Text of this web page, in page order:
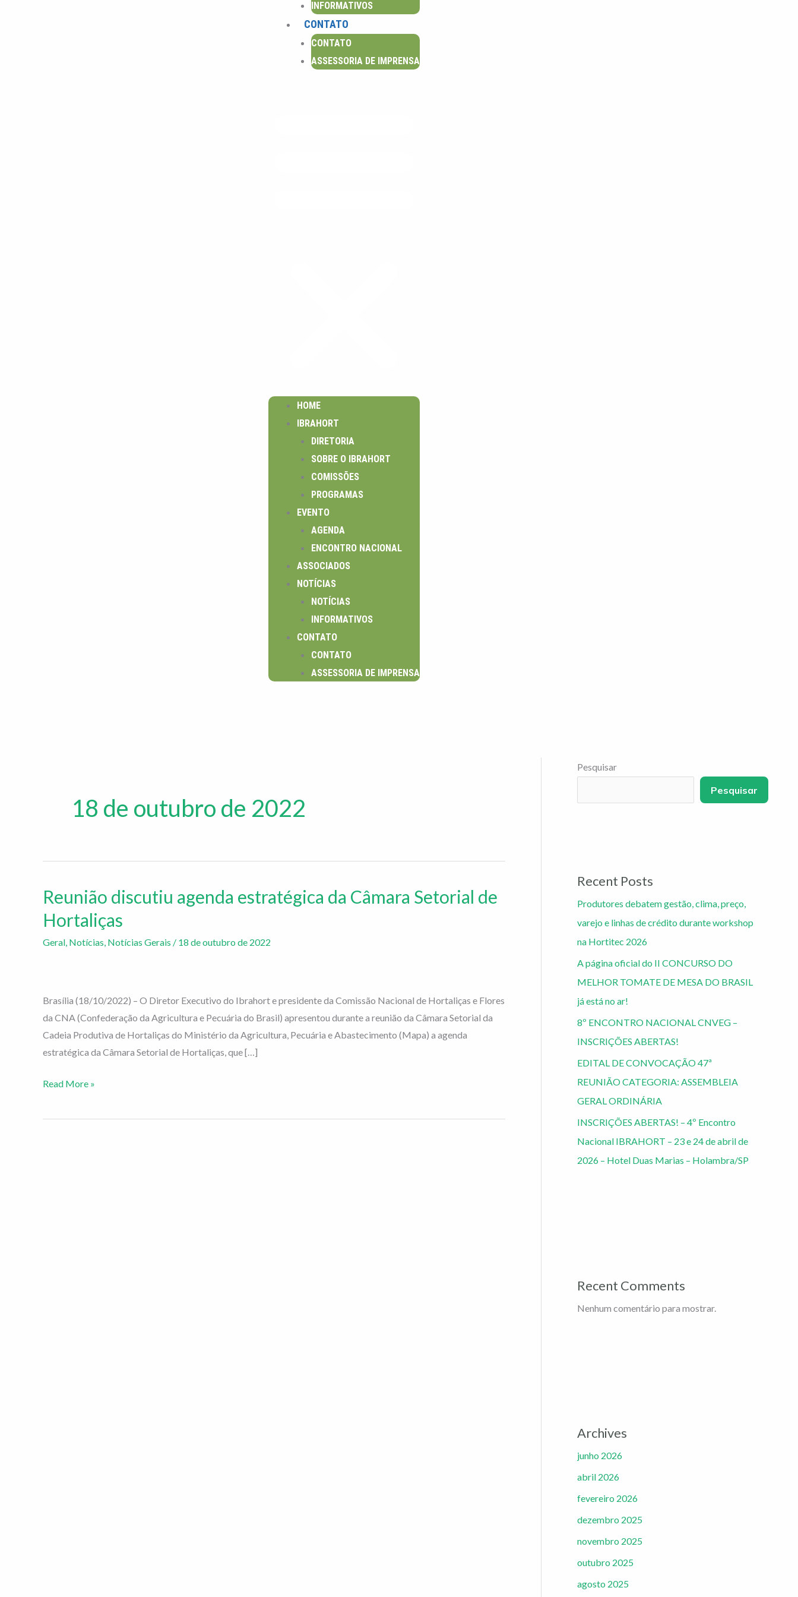
INFORMATIVOS
CONTATO
CONTATO
ASSESSORIA DE IMPRENSA
HOME
IBRAHORT
DIRETORIA
SOBRE O IBRAHORT
COMISSÕES
PROGRAMAS
EVENTO
AGENDA
ENCONTRO NACIONAL
ASSOCIADOS
NOTÍCIAS
NOTÍCIAS
INFORMATIVOS
CONTATO
CONTATO
ASSESSORIA DE IMPRENSA
18 de outubro de 2022
Reunião discutiu agenda estratégica da Câmara Setorial de
Hortaliças
Geral, Notícias, Notícias Gerais / 18 de outubro de 2022
Brasília (18/10/2022) – O Diretor Executivo do Ibrahort e presidente da Comissão Nacional de Hortaliças e Flores
da CNA (Confederação da Agricultura e Pecuária do Brasil) apresentou durante a reunião da Câmara Setorial da
Cadeia Produtiva de Hortaliças do Ministério da Agricultura, Pecuária e Abastecimento (Mapa) a agenda
estratégica da Câmara Setorial de Hortaliças, que […]
Reunião
agenda
estratégica
Setorial
de
Hortaliças
Read More »
Pesquisar
Pesquisar
Recent Posts
Produtores debatem gestão, clima, preço,
varejo e linhas de crédito durante workshop
na Hortitec 2026
A página oficial do II CONCURSO DO
MELHOR TOMATE DE MESA DO BRASIL
já está no ar!
8º ENCONTRO NACIONAL CNVEG –
INSCRIÇÕES ABERTAS!
EDITAL DE CONVOCAÇÃO 47ª
REUNIÃO CATEGORIA: ASSEMBLEIA
GERAL ORDINÁRIA
INSCRIÇÕES ABERTAS! – 4º Encontro
Nacional IBRAHORT – 23 e 24 de abril de
2026 – Hotel Duas Marias – Holambra/SP
Recent Comments
Nenhum comentário para mostrar.
Archives
junho 2026
abril 2026
fevereiro 2026
dezembro 2025
novembro 2025
outubro 2025
agosto 2025